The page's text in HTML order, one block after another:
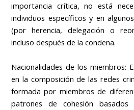
importancia crítica, no está
individuos específicos y en
(por herencia, delegación o
incluso después de la condena.
Nacionalidades de los miembros:
en la composición de las redes
formada por miembros de
patrones de cohesión